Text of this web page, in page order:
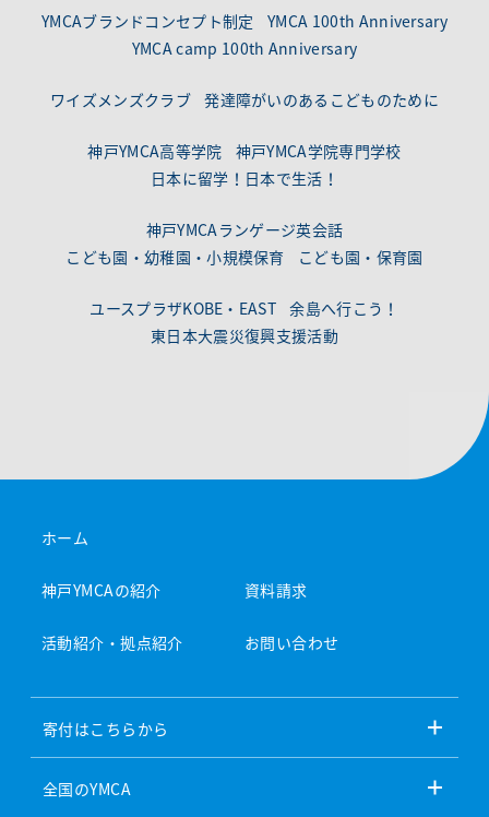
YMCAブランドコンセプト制定
YMCA 100th Anniversary
YMCA camp 100th Anniversary
ワイズメンズクラブ 発達障がいのあるこどものために
神戸YMCA高等学院
神戸YMCA学院専門学校
日本に留学！日本で生活！
神戸YMCAランゲージ英会話
こども園・幼稚園・小規模保育
こども園・保育園
ユースプラザKOBE・EAST
余島へ行こう！
東日本大震災復興支援活動
ホーム
神戸YMCAの紹介
活動紹介・拠点紹介
資料請求
お問い合わせ
寄付はこちらから
全国のYMCA